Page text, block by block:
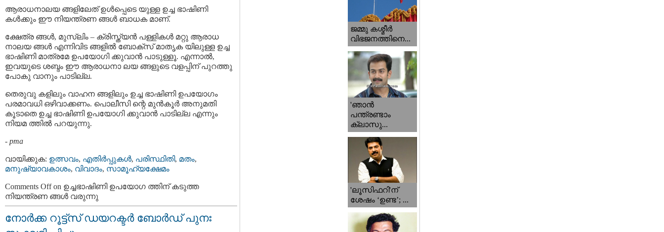
ആരാധനാലയ ങ്ങളിലേത് ഉൾപ്പെടെ യുള്ള ഉച്ച ഭാഷിണി
കൾക്കും ഈ നിയന്ത്രണ ങ്ങൾ ബാധക മാണ്.
ക്ഷേത്ര ങ്ങൾ, മുസ്ലിം – ക്രിസ്ത്യന്‍ പള്ളികള്‍ മറ്റു ആരാധ
നാലയ ങ്ങള്‍ എന്നിവിട ങ്ങളില്‍ ബോക്‌സ് മാതൃക യിലുള്ള ഉച്ച
ഭാഷിണി മാത്രമേ ഉപയോഗി ക്കുവാന്‍ പാടുള്ളൂ. എന്നാല്‍,
ഇവയുടെ ശബ്ദം ഈ ആരാധനാ ലയ ങ്ങളുടെ വളപ്പിന് പുറത്തു
പോകു വാനും പാടില്ല.
തെരുവു കളിലും വാഹന ങ്ങളിലും ഉച്ച ഭാഷിണി ഉപയോഗം
പരമാവധി ഒഴിവാക്കണം. പൊലീസി ന്റെ മുന്‍കൂർ അനുമതി
കൂടാതെ ഉച്ച ഭാഷിണി ഉപയോഗി ക്കുവാന്‍ പാടില്ല എന്നും
നിയമ ത്തില്‍ പറയുന്നു.
- pma
വായിക്കുക: ഉത്സവം, എതിര്‍പ്പുകള്‍, പരിസ്ഥിതി, മതം,
മനുഷ്യാവകാശം, വിവാദം, സാമൂഹ്യക്ഷേമം
Comments Offon ഉച്ചഭാഷിണി ഉപയോഗ ത്തിന്​ കടുത്ത
നിയന്ത്രണ ങ്ങള്‍ വരുന്നു
നോര്‍ക്ക റൂട്ട്‌സ് ഡയറക്ടര്‍ ബോര്‍ഡ് പുനഃ
ജമ്മു കശ്മീ‍ർ
വിഭജനത്തിനെ...
'ഞാന്‍
പന്ത്രണ്ടാം
ക്ലാസു...
'ലൂസിഫറി'ന്
ശേഷം ‘ഉണ്ട’; ...